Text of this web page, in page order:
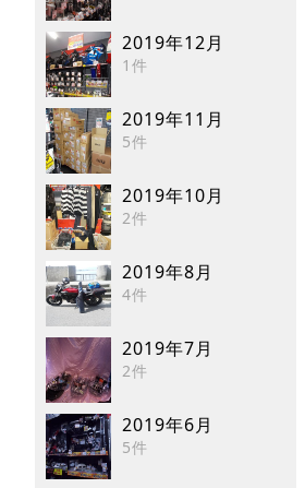
2019年12月
1件
2019年11月
5件
2019年10月
2件
2019年8月
4件
2019年7月
2件
2019年6月
5件